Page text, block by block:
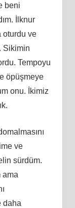
beni
İlknur
oturdu ve
Sikimin
Tempoyu
öpüşmeye
onu. İkimiz
ve
sürdüm.
ama
daha